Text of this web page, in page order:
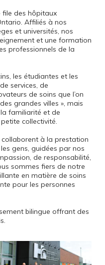
file des hôpitaux
Affiliés à nos
et universités, nos
et une formation
professionnels de la
les étudiantes et les
services, de
de soins que l’on
grandes villes », mais
familiarité et de
collectivité.
à la prestation
gens, guidées par nos
de responsabilité,
sommes fiers de notre
en matière de soins
pour les personnes
bilingue offrant des